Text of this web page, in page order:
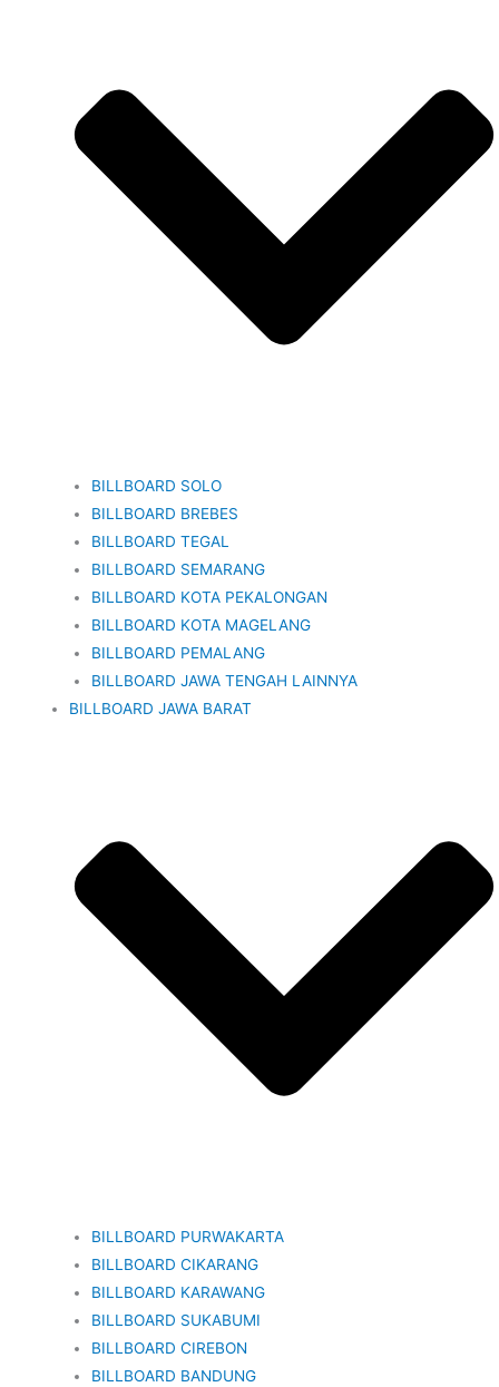
BILLBOARD SOLO
BILLBOARD BREBES
BILLBOARD TEGAL
BILLBOARD SEMARANG
BILLBOARD KOTA PEKALONGAN
BILLBOARD KOTA MAGELANG
BILLBOARD PEMALANG
BILLBOARD JAWA TENGAH LAINNYA
BILLBOARD JAWA BARAT
BILLBOARD PURWAKARTA
BILLBOARD CIKARANG
BILLBOARD KARAWANG
BILLBOARD SUKABUMI
BILLBOARD CIREBON
BILLBOARD BANDUNG